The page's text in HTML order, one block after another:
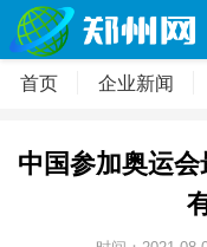
首页 企业新闻
中国参加奥运